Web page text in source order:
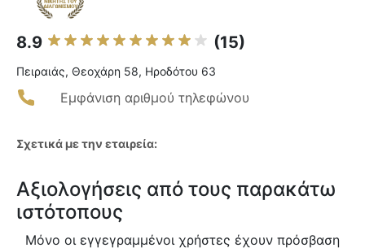
8.9 (15)
Πειραιάς, Θεοχάρη 58, Ηροδότου 63
Εμφάνιση αριθμού τηλεφώνου
Σχετικά με την εταιρεία:
Αξιολογήσεις από τους παρακάτω
ιστότοπους
Μόνο οι εγγεγραμμένοι χρήστες έχουν πρόσβαση